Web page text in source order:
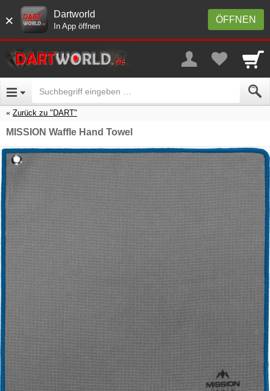
× ÖFFNEN
Dartworld
In App öffnen
Zurück zu "DART"
MISSION Waffle Hand Towel